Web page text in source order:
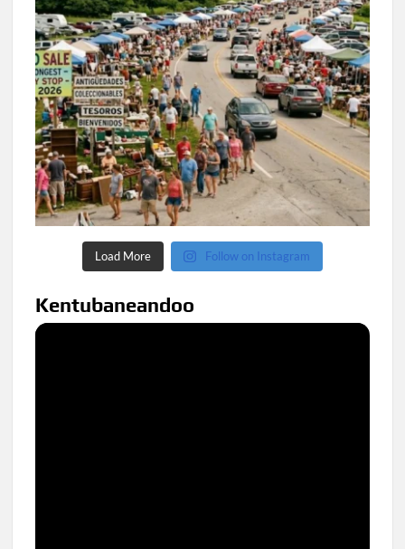
Load More Follow on Instagram
Kentubaneandoo